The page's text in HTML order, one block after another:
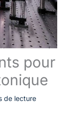
pour
de lecture